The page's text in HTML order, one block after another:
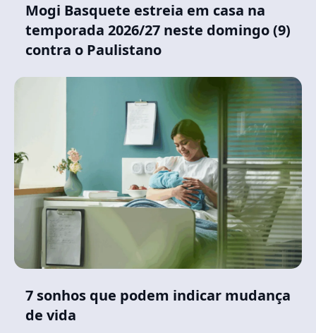
Mogi Basquete estreia em casa na
temporada 2026/27 neste domingo (9)
contra o Paulistano
7 sonhos que podem indicar mudança
de vida